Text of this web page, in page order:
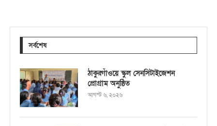
সর্বশেষ
ঠাকুরগাঁওয়ে স্কুল সেনসিটাইজেশন
প্রোগ্রাম অনুষ্ঠিত
আগস্ট ৬, ২০২৬